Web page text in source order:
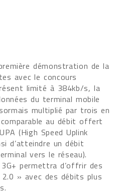
démonstration de la
avec le concours
limité à 384kb/s, la
du terminal mobile
multiplié par trois en
au débit offert
(High Speed Uplink
d’atteindre un débit
vers le réseau).
permettra d’offrir des
» avec des débits plus